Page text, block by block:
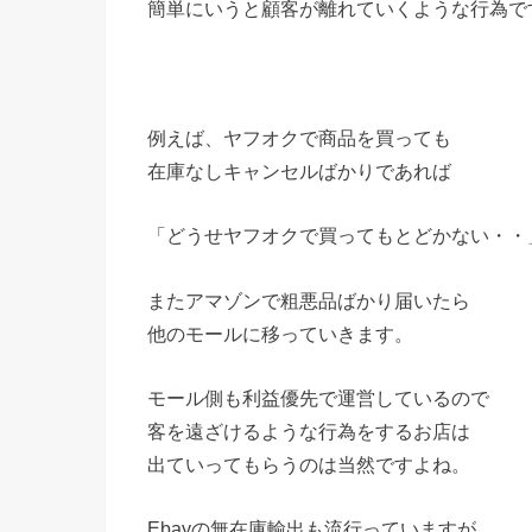
簡単にいうと顧客が離れていくような行為で
例えば、ヤフオクで商品を買っても
在庫なしキャンセルばかりであれば
「どうせヤフオクで買ってもとどかない・・
またアマゾンで粗悪品ばかり届いたら
他のモールに移っていきます。
モール側も利益優先で運営しているので
客を遠ざけるような行為をするお店は
出ていってもらうのは当然ですよね。